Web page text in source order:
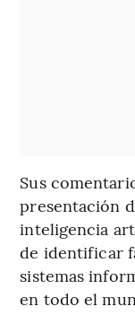
Sus
presentación
inteligencia
de identificar
sistemas
en todo el